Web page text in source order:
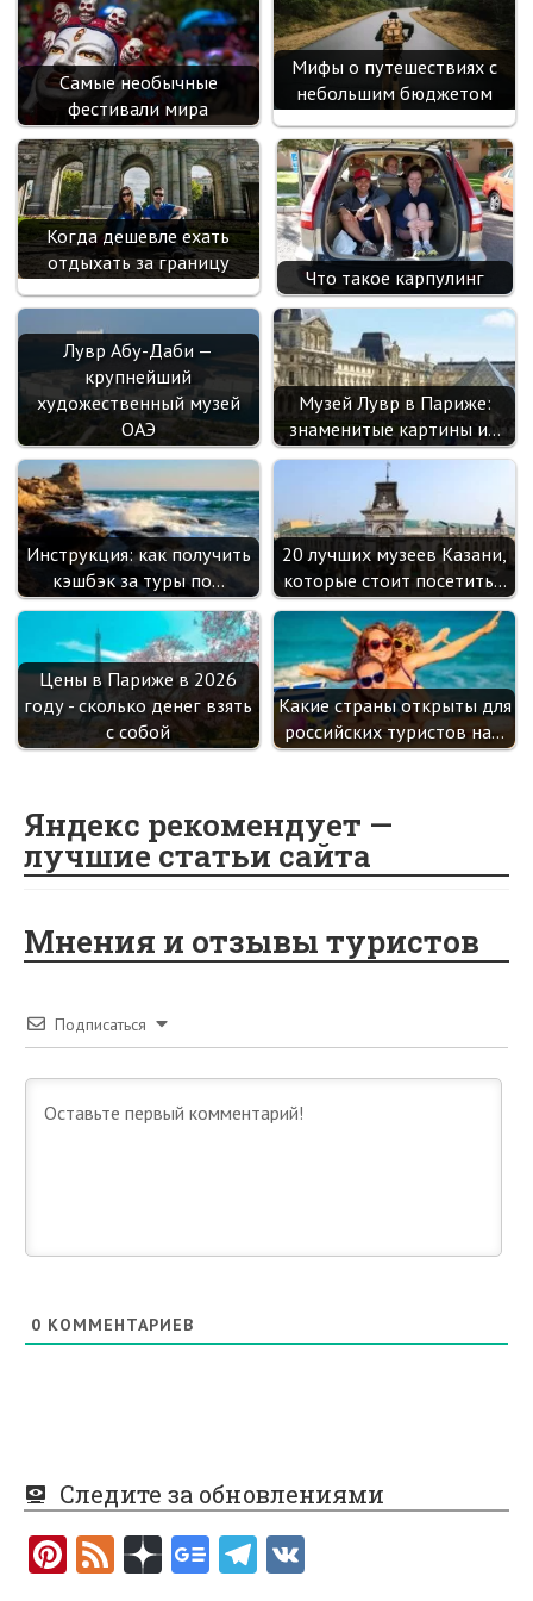
Самые необычные
фестивали мира
Мифы о путешествиях с
небольшим бюджетом
Когда дешевле ехать
отдыхать за границу
Что такое карпулинг
Лувр Абу-Даби —
крупнейший
художественный музей
ОАЭ
Музей Лувр в Париже:
знаменитые картины и…
Инструкция: как получить
кэшбэк за туры по…
20 лучших музеев Казани,
которые стоит посетить…
Цены в Париже в 2026
году - сколько денег взять
с собой
Какие страны открыты для
российских туристов на…
Яндекс рекомендует —
лучшие статьи сайта
Мнения и отзывы туристов
Подписаться
0 КОММЕНТАРИЕВ
Следите за обновлениями
Pi F